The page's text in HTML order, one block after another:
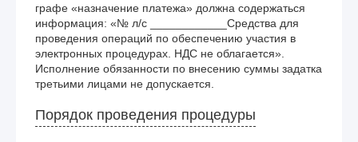
графе «назначение платежа» должна содержаться
информация: «№ л/с ____________Средства для
проведения операций по обеспечению участия в
электронных процедурах. НДС не облагается».
Исполнение обязанности по внесению суммы задатка
третьими лицами не допускается.
Порядок проведения процедуры